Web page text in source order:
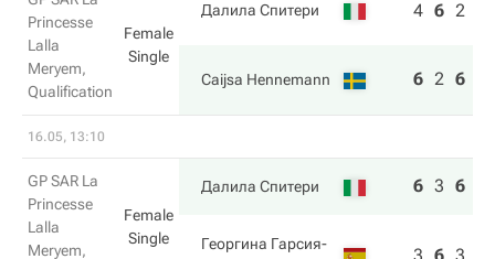
Princesse
Lalla
Meryem,
Qualification
Female
Single
Далила Спитери 4 6 2
Caijsa Hennemann 6 2 6
16.05, 13:10
GP SAR La
Princesse
Lalla
Meryem,
Female
Single
Далила Спитери 6 3 6
Георгина Гарсия-